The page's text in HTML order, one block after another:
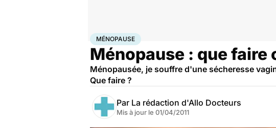
AccueilBien-être Sexo
MÉNOPAUSE
Ménopause : que faire
Ménopausée, je souffre d'une sécheresse
Que faire ?
Par La rédaction d'Allo Docteurs
Mis à jour le 01/04/2011